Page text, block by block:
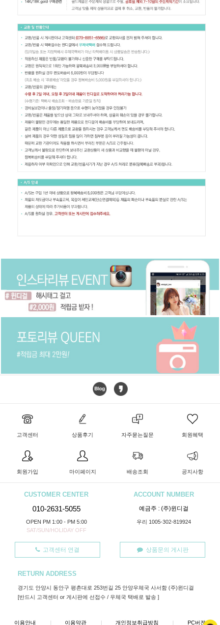
고객센터 상품후기 자주묻는질문 회원혜택
회원가입 마이페이지 배송조회 공지사항
CUSTOMER CENTER
010-2631-5055
OPEN PM 1:00 - PM 5:00
SAT/SUN/HOLIDAY OFF
ACCOUNT NUMBER
예금주 : (주)윈디걸
우리 1005-302-819924
고객센터 연결 상품문의 게시판
RETURN ADDRESS
경기도 안양시 동안구 평촌대로 253번길 25 안양우체국 사서함 (주)윈디걸
[반드시 고객센터 or 게시판에 선접수 / 우체국 택배로 발송 ]
이용안내 | 이용약관 | 개인정보취급방침 | PC버젼